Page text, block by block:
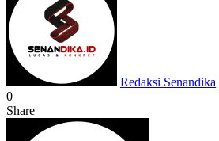
Redaksi Senandika
0
Share
Facebook
Messenger
Messenger
WhatsApp
Telegram